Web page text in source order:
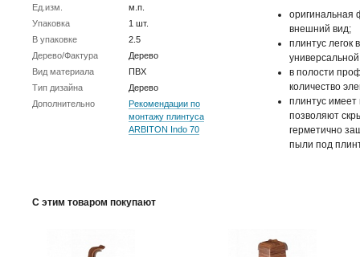
Ед.изм.
м.п.
Упаковка
1 шт.
В упаковке
2.5
Дерево/Фактура
Дерево
Вид материала
ПВХ
Тип дизайна
Дерево
Дополнительно
Рекомендации по
монтажу плинтуса
ARBITON Indo 70
оригинальная
внешний вид;
плинтус легок
в полости
количество
плинтус
позволяют
герметично
пыли под
С этим товаром покупают